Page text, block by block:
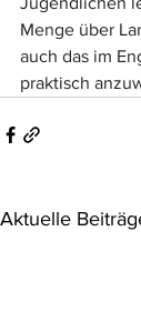
Menge über
auch das im
praktisch
Aktuelle